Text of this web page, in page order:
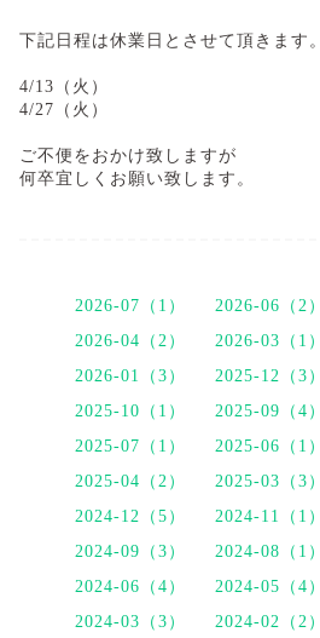
下記日程は休業日とさせて頂きます。
4/13（火）
4/27（火）
ご不便をおかけ致しますが
何卒宜しくお願い致します。
2026-07（1） 2026-06（2）
2026-04（2）
2026-03（1）
2026-01（3）
2025-12（3）
2025-10（1）
2025-09（4）
2025-07（1）
2025-06（1）
2025-04（2）
2025-03（3）
2024-12（5）
2024-11（1）
2024-09（3）
2024-08（1）
2024-06（4）
2024-05（4）
2024-03（3）
2024-02（2）